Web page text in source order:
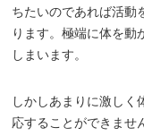
ちたいのであれば活動
ります。極端に体を動
しまいます。
しかしあまりに激しく
応することができませ